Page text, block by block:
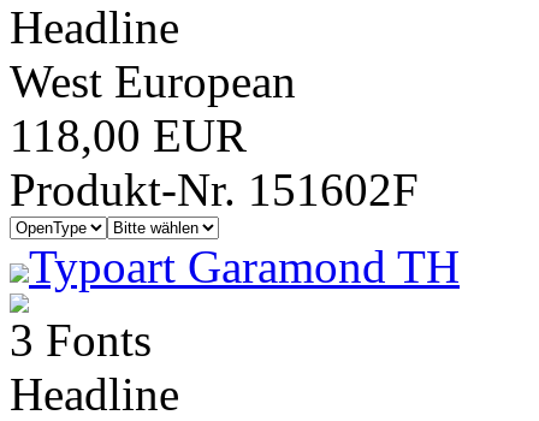
Headline
West European
118,00 EUR
Produkt-Nr. 151602F
Typoart Garamond TH
3 Fonts
Headline